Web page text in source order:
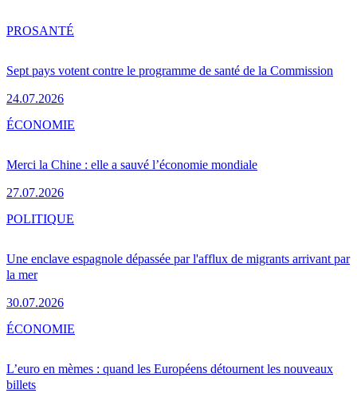
Sept pays votent contre le programme de santé de la Commission
24.07.2026
PROSANTÉ
Merci la Chine : elle a sauvé l’économie mondiale
27.07.2026
ÉCONOMIE
Une enclave espagnole dépassée par l'afflux de migrants arrivant par
la mer
30.07.2026
POLITIQUE
L’euro en mèmes : quand les Européens détournent les nouveaux
billets
ÉCONOMIE